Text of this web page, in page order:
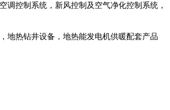
控制系统，新风控制及空气净化控制系统，
地热钻井设备，地热能发电机供暖配套产品